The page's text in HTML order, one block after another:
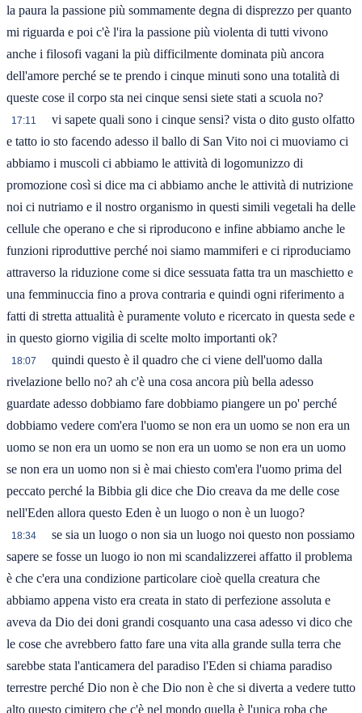
la paura la passione più sommamente degna di disprezzo per quanto
mi riguarda e poi c'è l'ira la passione più violenta di tutti vivono
anche i filosofi vagani la più difficilmente dominata più ancora
dell'amore perché se te prendo i cinque minuti sono una totalità di
queste cose il corpo sta nei cinque sensi siete stati a scuola no?
17:11
vi sapete quali sono i cinque sensi? vista o dito gusto olfatto
e tatto io sto facendo adesso il ballo di San Vito noi ci muoviamo ci
abbiamo i muscoli ci abbiamo le attività di logomunizzo di
promozione così si dice ma ci abbiamo anche le attività di nutrizione
noi ci nutriamo e il nostro organismo in questi simili vegetali ha delle
cellule che operano e che si riproducono e infine abbiamo anche le
funzioni riproduttive perché noi siamo mammiferi e ci riproduciamo
attraverso la riduzione come si dice sessuata fatta tra un maschietto e
una femminuccia fino a prova contraria e quindi ogni riferimento a
fatti di stretta attualità è puramente voluto e ricercato in questa sede e
in questo giorno vigilia di scelte molto importanti ok?
18:07
quindi questo è il quadro che ci viene dell'uomo dalla
rivelazione bello no? ah c'è una cosa ancora più bella adesso
guardate adesso dobbiamo fare dobbiamo piangere un po' perché
dobbiamo vedere com'era l'uomo se non era un uomo se non era un
uomo se non era un uomo se non era un uomo se non era un uomo
se non era un uomo non si è mai chiesto com'era l'uomo prima del
peccato perché la Bibbia gli dice che Dio creava da me delle cose
nell'Eden allora questo Eden è un luogo o non è un luogo?
18:34
se sia un luogo o non sia un luogo noi questo non possiamo
sapere se fosse un luogo io non mi scandalizzerei affatto il problema
è che c'era una condizione particolare cioè quella creatura che
abbiamo appena visto era creata in stato di perfezione assoluta e
aveva da Dio dei doni grandi cosquanto una casa adesso vi dico che
le cose che avrebbero fatto fare una vita alla grande sulla terra che
sarebbe stata l'anticamera del paradiso l'Eden si chiama paradiso
terrestre perché Dio non è che Dio non è che si diverta a vedere tutto
alto questo cimitero che c'è nel mondo quella è l'unica roba che